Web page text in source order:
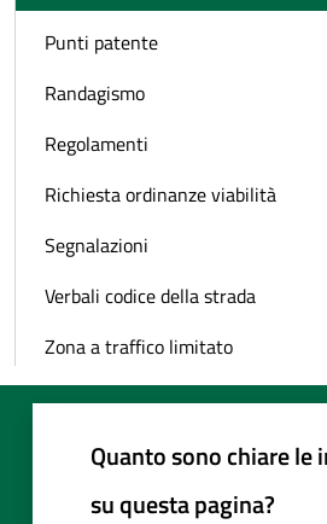
Punti patente
Randagismo
Regolamenti
Richiesta ordinanze viabilità
Segnalazioni
Verbali codice della strada
Zona a traffico limitato
Quanto sono chiare le
su questa pagina?